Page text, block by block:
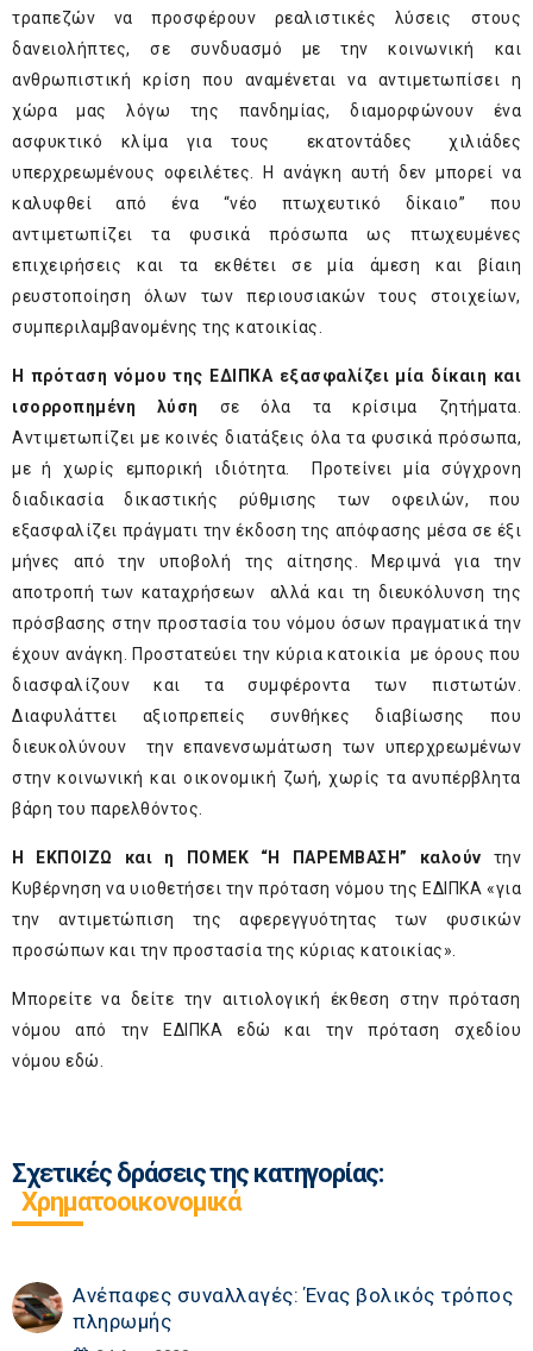
τραπεζών να προσφέρουν ρεαλιστικές λύσεις στους
δανειολήπτες, σε συνδυασμό με την κοινωνική και
ανθρωπιστική κρίση που αναμένεται να αντιμετωπίσει η
χώρα μας λόγω της πανδημίας, διαμορφώνουν ένα
ασφυκτικό κλίμα για τους εκατοντάδες χιλιάδες
υπερχρεωμένους οφειλέτες. Η ανάγκη αυτή δεν μπορεί να
καλυφθεί από ένα “νέο πτωχευτικό δίκαιο” που
αντιμετωπίζει τα φυσικά πρόσωπα ως πτωχευμένες
επιχειρήσεις και τα εκθέτει σε μία άμεση και βίαιη
ρευστοποίηση όλων των περιουσιακών τους στοιχείων,
συμπεριλαμβανομένης της κατοικίας.
Η πρόταση νόμου της ΕΔΙΠΚΑ εξασφαλίζει μία δίκαιη και
ισορροπημένη λύση
σε όλα τα κρίσιμα ζητήματα.
Αντιμετωπίζει με κοινές διατάξεις όλα τα φυσικά πρόσωπα,
με ή χωρίς εμπορική ιδιότητα. Προτείνει μία σύγχρονη
διαδικασία δικαστικής ρύθμισης των οφειλών, που
εξασφαλίζει πράγματι την έκδοση της απόφασης μέσα σε έξι
μήνες από την υποβολή της αίτησης. Μεριμνά για την
αποτροπή των καταχρήσεων αλλά και τη διευκόλυνση της
πρόσβασης στην προστασία του νόμου όσων πραγματικά την
έχουν ανάγκη. Προστατεύει την κύρια κατοικία με όρους που
διασφαλίζουν και τα συμφέροντα των πιστωτών.
Διαφυλάττει αξιοπρεπείς συνθήκες διαβίωσης που
διευκολύνουν την επανενσωμάτωση των υπερχρεωμένων
στην κοινωνική και οικονομική ζωή, χωρίς τα ανυπέρβλητα
βάρη του παρελθόντος.
Η ΕΚΠΟΙΖΩ και η ΠΟΜΕΚ “Η ΠΑΡΕΜΒΑΣΗ” καλούν την
Κυβέρνηση να υιοθετήσει την πρόταση νόμου της ΕΔΙΠΚΑ «για
την αντιμετώπιση της αφερεγγυότητας των φυσικών
προσώπων και την προστασία της κύριας κατοικίας».
Μπορείτε να δείτε την αιτιολογική έκθεση στην πρόταση
νόμου από την ΕΔΙΠΚΑ εδώ και την πρόταση σχεδίου
νόμου εδώ.
Σχετικές δράσεις της κατηγορίας:
Χρηματοοικονομικά
Ανέπαφες συναλλαγές: Ένας βολικός τρόπος
πληρωμής